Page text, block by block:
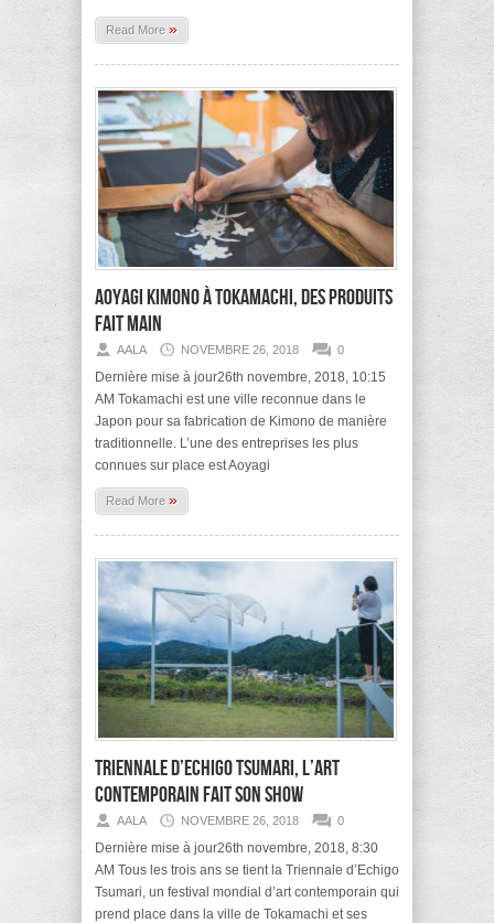
Read More »
Aoyagi Kimono à Tokamachi, des produits
fait main
AALA NOVEMBRE 26, 2018 0
Dernière mise à jour26th novembre, 2018, 10:15
AM Tokamachi est une ville reconnue dans le
Japon pour sa fabrication de Kimono de manière
traditionnelle. L’une des entreprises les plus
connues sur place est Aoyagi
Read More »
Triennale d’Echigo Tsumari, l’art
contemporain fait son show
AALA NOVEMBRE 26, 2018 0
Dernière mise à jour26th novembre, 2018, 8:30
AM Tous les trois ans se tient la Triennale d’Echigo
Tsumari, un festival mondial d’art contemporain qui
prend place dans la ville de Tokamachi et ses